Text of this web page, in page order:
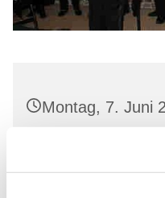
Montag, 7. Juni
Gemeinderaum
Markt, 16269